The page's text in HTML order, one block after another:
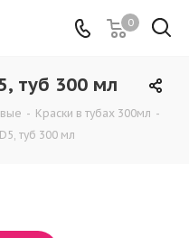
0
туб 300 мл
- Краски в тубах 300мл -
туб 300 мл